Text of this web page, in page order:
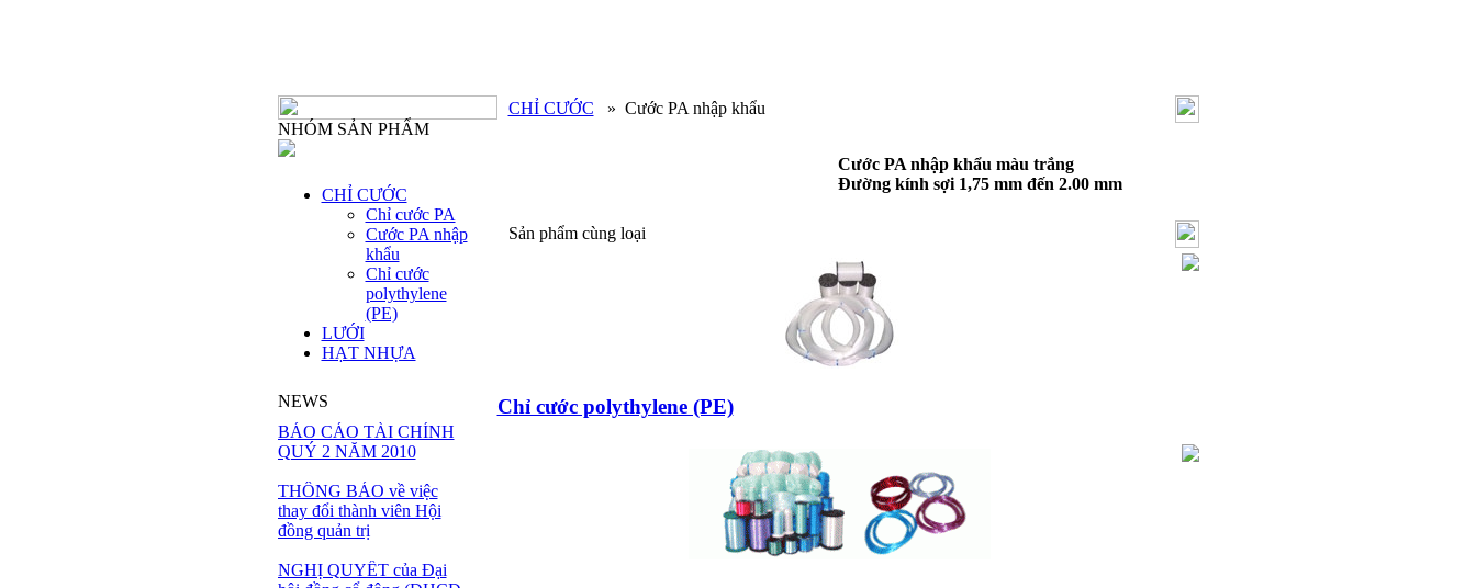
NHÓM SẢN PHẨM
CHỈ CƯỚC
Chỉ cước PA
Cước PA nhập
khẩu
Chỉ cước
polythylene
(PE)
LƯỚI
HẠT NHỰA
NEWS
BÁO CÁO TÀI CHÍNH
QUÝ 2 NĂM 2010
THÔNG BÁO về việc
thay đổi thành viên Hội
đồng quản trị
NGHỊ QUYẾT của Đại
CHỈ CƯỚC » Cước PA nhập khẩu
Cước PA nhập khẩu màu trắng
Đường kính sợi 1,75 mm đến 2.00 mm
Sản phẩm cùng loại
Chỉ cước polythylene (PE)